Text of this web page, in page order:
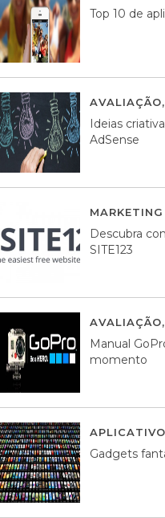
Top 10 de
AVALIAÇÃO,
Ideias
AdSense
Descubra
SITE123
AVALIAÇÃO,
Manual
momento
Gadgets